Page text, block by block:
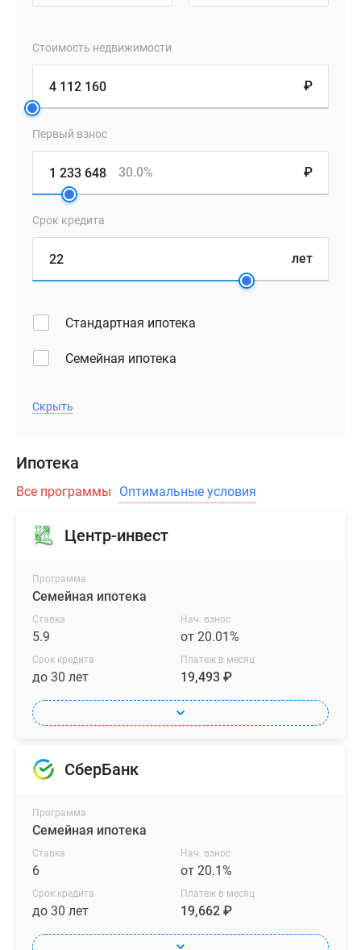
без
отделки.
Входные
группы
микрорайона
расположатся
одном
уровне
высоких
лестниц
пандусов.
оборудуют
и
колясочными
внешней
дома
предусмотрены
велопарковки.
Купить
квартиру
ЖК
предоплате
или
ипотеку.
Стоимость недвижимости
₽
Первый взнос
₽
30.0%
Срок кредита
лет
Стандартная ипотека
Семейная ипотека
Скрыть
Ипотека
Все программы Оптимальные условия
Центр-инвест
Программа
Семейная ипотека
Ставка
5.9
Нач. взнос
от 20.01%
Срок кредита
до 30 лет
Платеж в месяц
19,493 ₽
СберБанк
Программа
Семейная ипотека
Ставка
6
Нач. взнос
от 20.1%
Срок кредита
до 30 лет
Платеж в месяц
19,662 ₽